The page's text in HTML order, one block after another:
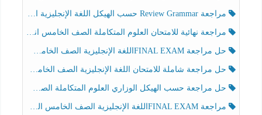
مراجعة Review Grammar حسب الهيكل اللغة الإنجليزية الصف الخامس الفصل الثالث
مراجعة نهائية للامتحان العلوم المتكاملة الصف الخامس انسبير الفصل الثالث
حل مراجعة FINAL EXAMاللغة الإنجليزية الصف الخامس الفصل الثالث
حل مراجعة شاملة للامتحان اللغة الإنجليزية الصف الخامس الفصل الثالث
حل مراجعة حسب الهيكل الوزاري العلوم المتكاملة الصف الخامس عام الفصل الثالث
مراجعة FINAL EXAMاللغة الإنجليزية الصف الخامس الفصل الثالث